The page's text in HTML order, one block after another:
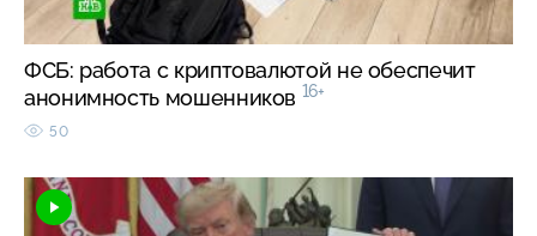
ФСБ: работа с криптовалютой не обеспечит
анонимность мошенников 16+
50